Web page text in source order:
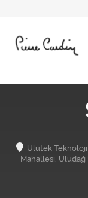
Ulutek
Mahallesi, Uludağ